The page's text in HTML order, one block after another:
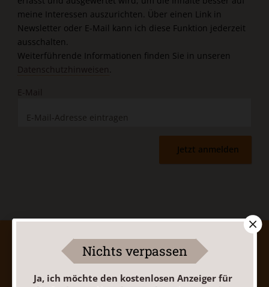
meine Interessen auszurichten. Über einen Link in
Newsletter oder E-Mail kann ich diese Funktion jederzeit
ausschalten.
Weiterführende Informationen finden Sie in unseren
Datenschutzhinweisen.
E-Mail
Jetzt anmelden
AGB und Widerrufsbelehrung
Datenschutz
Barrierefreiheit
Impressum
Nichts verpassen
Ja, ich möchte den kostenlosen Anzeiger für